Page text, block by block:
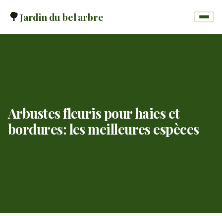
🌳Jardin du bel arbre
Arbustes fleuris pour haies et
bordures: les meilleures espèces